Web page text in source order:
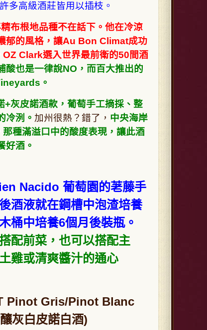
多高級酒莊皆用以插枝。
布根地品種不在話下。他在冷涼
郁的風格，讓Au Bon Climat成功
Clark選入世界最前衛的50間酒
酸也是一律說NO，而百大推出的
。
灰皮諾酒款，葡萄手工摘採、整
冷洌。 加州很熱？錯了， 中央海岸
種滿溢口中的酸度表現，讓此酒
好酒。
Nacido 葡萄園的荖藤手
酒液就在鋼槽中泡渣培養
桶中培養6個月後裝瓶。
配前菜，也可以搭配主
雞或清爽醬汁的通心
Pinot Gris/Pinot Blanc
灰白皮諾白酒)